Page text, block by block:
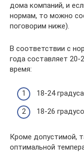
дома компаний, и
нормам, то можно
поговорим ниже).
В соответствии с
года составляет 20-
время:
18-24
18-26
Кроме допустимой,
оптимальной